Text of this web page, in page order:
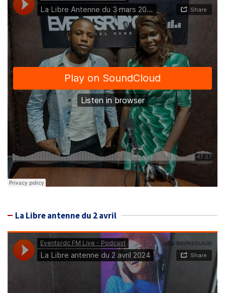
La Libre antenne du 2 avril